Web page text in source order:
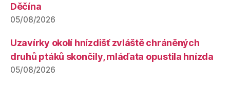
Děčína
05/08/2026
Uzavírky okolí hnízdišť zvláště chráněných
druhů ptáků skončily, mláďata opustila hnízda
05/08/2026